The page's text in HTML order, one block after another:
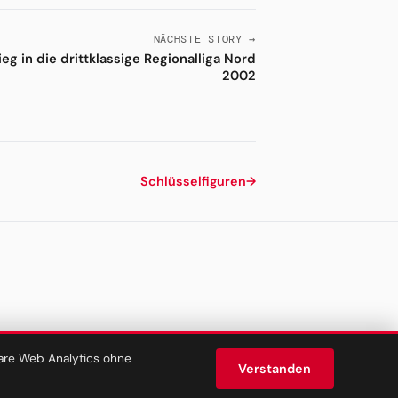
NÄCHSTE STORY →
in die drittklassige Regionalliga Nord
2002
Schlüsselfiguren→
Web Analytics ohne
Verstanden